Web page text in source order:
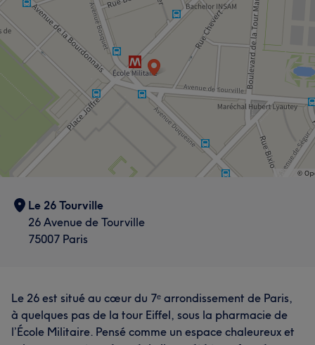
Le 26 Tourville
26 Avenue de Tourville
75007 Paris
Le 26 est situé au cœur du 7ᵉ arrondissement de Paris,
à quelques pas de la tour Eiffel, sous la pharmacie de
l’École Militaire. Pensé comme un espace chaleureux et